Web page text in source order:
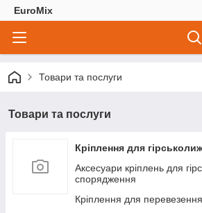
EuroMix
Товари та послуги
Товари та послуги
Кріплення для
Аксесуари кріплень для
спорядження
Кріплення для